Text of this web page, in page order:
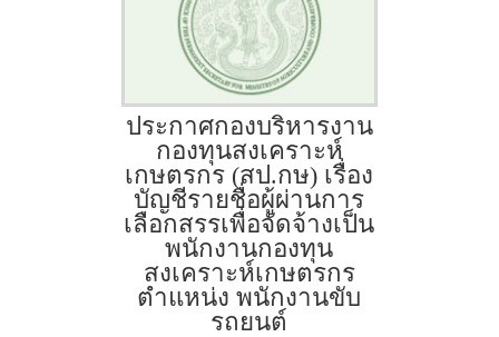
ประกาศกองบริหารงาน
กองทุนสงเคราะห์
เกษตรกร (สป.กษ) เรื่อง
บัญชีรายชื่อผู้ผ่านการ
เลือกสรรเพื่อจัดจ้างเป็น
พนักงานกองทุน
สงเคราะห์เกษตรกร
ตำแหน่ง พนักงานขับ
รถยนต์